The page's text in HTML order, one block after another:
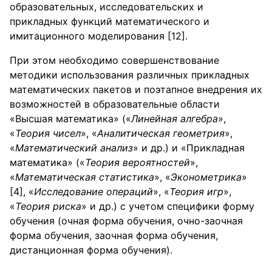
образовательных, исследовательских и
прикладных функций математического и
имитационного моделирования [12].
При этом необходимо совершенствование
методики использования различных прикладных
математических пакетов и поэтапное внедрения их
возможностей в образовательные области
«Высшая математика» («Линейная алгебра»,
«Теория чисел», «Аналитическая геометрия»,
«Математический анализ» и др.) и «Прикладная
математика» («Теория вероятностей»,
«Математическая статистика», «Эконометрика»
[4], «Исследование операций», «Теория игр»,
«Теория риска» и др.) с учетом специфики форму
обучения (очная форма обучения, очно-заочная
форма обучения, заочная форма обучения,
дистанционная форма обучения).